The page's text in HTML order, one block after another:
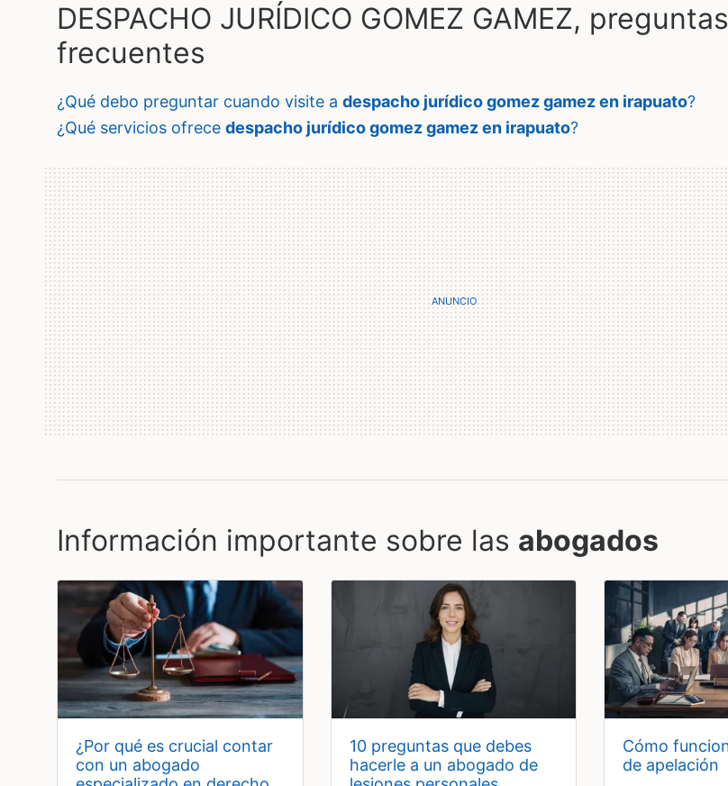
DESPACHO JURÍDICO GOMEZ GAMEZ, preguntas
frecuentes
¿qué debo preguntar cuando visite a despacho jurídico gomez gamez en irapuato?
¿qué servicios ofrece despacho jurídico gomez gamez en irapuato?
Información importante sobre las abogados
¿por qué es crucial contar
con un abogado
10 preguntas que debes
hacerle a un abogado de
cómo funciona el proceso
de apelación